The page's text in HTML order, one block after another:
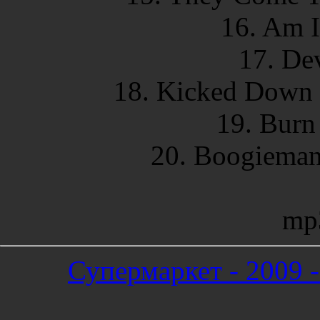
16. Am
17.
18. Kicked
19.
20.
Супермаркет -